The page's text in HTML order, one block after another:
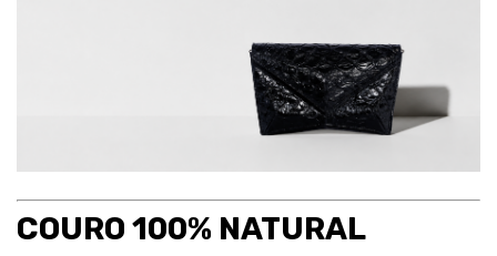
COURO 100% NATURAL